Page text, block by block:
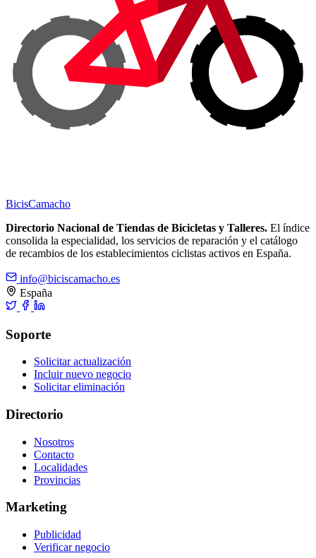
BicisCamacho
Directorio Nacional de Tiendas de Bicicletas y Talleres. El índice
consolida la especialidad, los servicios de reparación y el catálogo
de recambios de los establecimientos ciclistas activos en España.
info@biciscamacho.es
España
Soporte
Solicitar actualización
Incluir nuevo negocio
Solicitar eliminación
Directorio
Nosotros
Contacto
Localidades
Provincias
Marketing
Publicidad
Verificar negocio